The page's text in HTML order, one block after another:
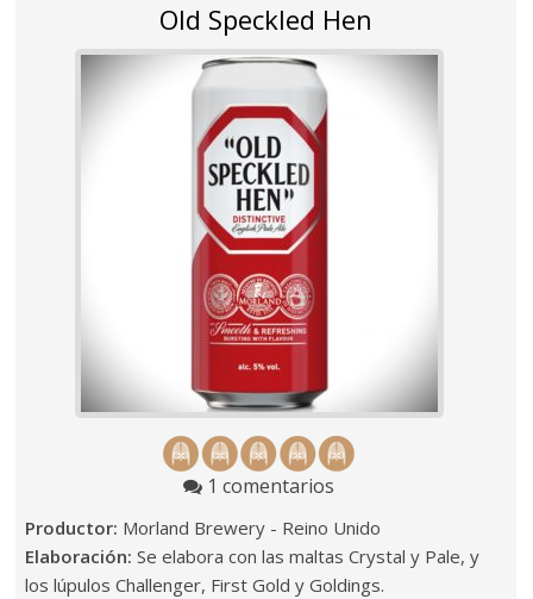
Old Speckled Hen
1 comentarios
Productor: Morland Brewery - Reino Unido
Elaboración: Se elabora con las maltas Crystal y Pale, y
los lúpulos Challenger, First Gold y Goldings.